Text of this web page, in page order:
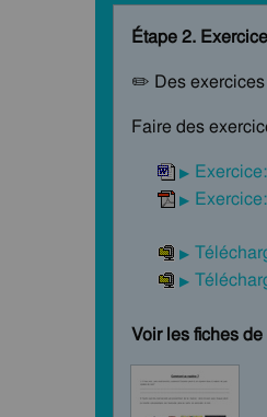
Étape 2.
✏️ Des exercices
Faire des
Voir les fiches